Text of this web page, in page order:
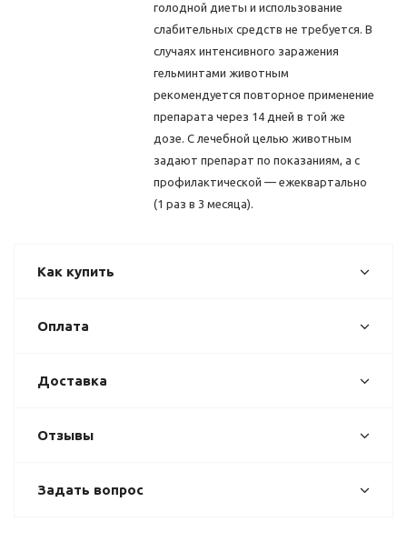
голодной диеты и использование
слабительных средств не требуется. В
случаях интенсивного заражения
гельминтами животным
рекомендуется повторное применение
препарата через 14 дней в той же
дозе. С лечебной целью животным
задают препарат по показаниям, а с
профилактической — ежеквартально
(1 раз в 3 месяца).
Как купить
Оплата
Доставка
Отзывы
Задать вопрос